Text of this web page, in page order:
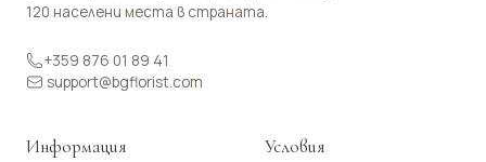
120 населени места в страната.
+359 876 01 89 41
support@bgflorist.com
Информация Условия